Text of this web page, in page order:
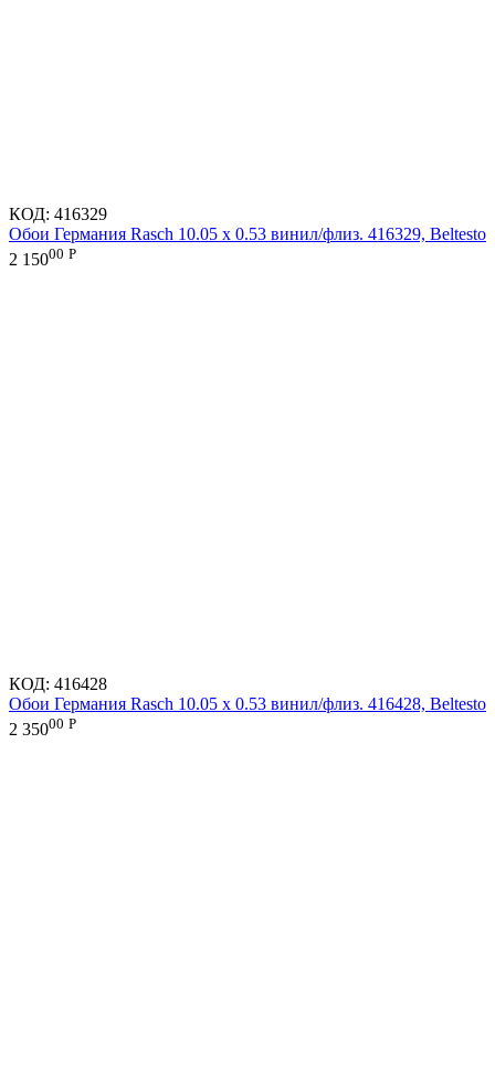
КОД: 416329
Обои Германия Rasch 10.05 х 0.53 винил/флиз. 416329, Beltesto
2 15000 Р
КОД: 416428
Обои Германия Rasch 10.05 х 0.53 винил/флиз. 416428, Beltesto
2 35000 Р